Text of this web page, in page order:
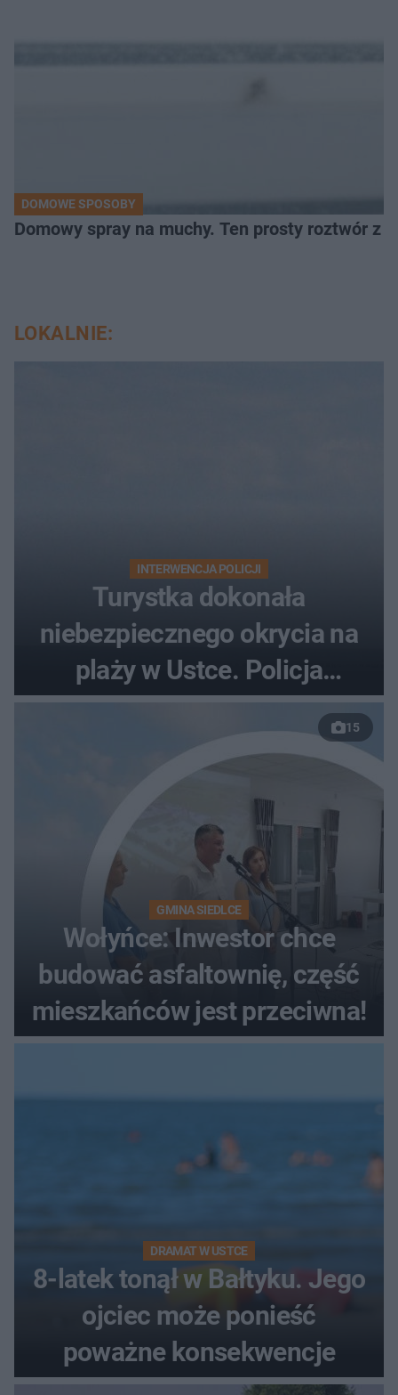
DOMOWE SPOSOBY
Domowy spray na muchy. Ten prosty roztwór z
LOKALNIE:
INTERWENCJA POLICJI
Turystka dokonała
niebezpiecznego okrycia na
plaży w Ustce. Policja
musiała zamknąć odcinek
wybrzeża
15
GMINA SIEDLCE
Wołyńce: Inwestor chce
budować asfaltownię, część
mieszkańców jest przeciwna!
DRAMAT W USTCE
8-latek tonął w Bałtyku. Jego
ojciec może ponieść
poważne konsekwencje